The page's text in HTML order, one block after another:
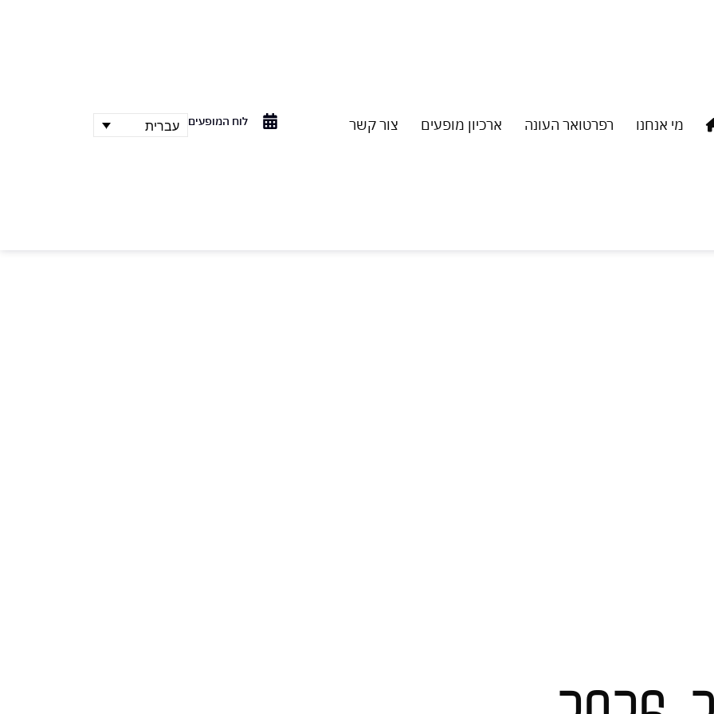
מי אנחנו רפרטואר העונה ארכיון מופעים צור קשר לוח המופעים עברית